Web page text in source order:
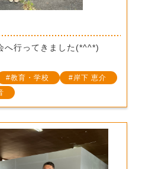
へ行ってきました(*^^*)
教育・学校
岸下 恵介